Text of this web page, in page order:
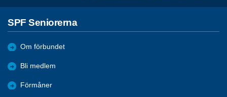
SPF Seniorerna
Om förbundet
Bli medlem
Förmåner